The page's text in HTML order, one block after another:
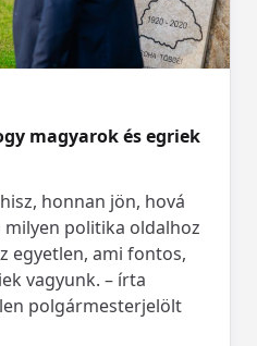
magyarok és egriek
honnan jön, hová
politika oldalhoz
egyetlen, ami fontos,
vagyunk. – írta
polgármesterjelölt